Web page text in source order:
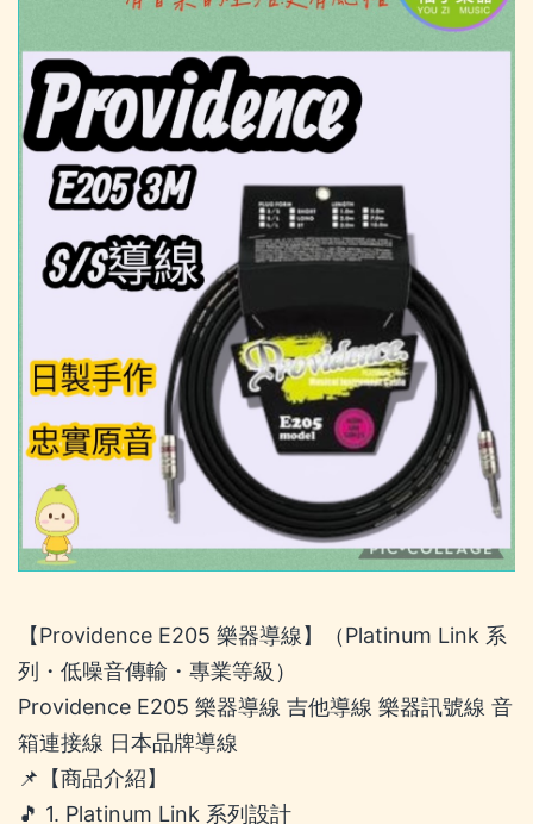
【Providence E205 樂器導線】（Platinum Link 系
列・低噪音傳輸・專業等級）
Providence E205 樂器導線 吉他導線 樂器訊號線 音
箱連接線 日本品牌導線
📌【商品介紹】
🎵 1. Platinum Link 系列設計